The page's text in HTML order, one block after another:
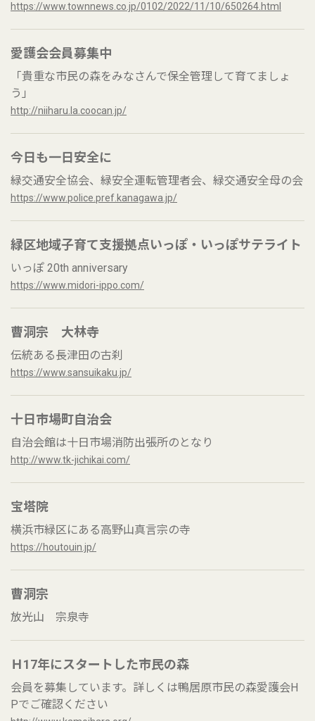
https://www.townnews.co.jp/0102/2022/11/10/650264.html
愛護会会員募集中
「貴重な市民の森をみなさんで保全管理して育てましょ
う」
http://niiharu.la.coocan.jp/
今日も一日安全に
緑交通安全協会、緑安全運転管理者会、緑交通安全母の会
https://www.police.pref.kanagawa.jp/
緑区地域子育て支援拠点いっぽ・いっぽサテライト
いっぽ 20th anniversary
https://www.midori-ippo.com/
曹洞宗 大林寺
伝統ある長津田の古刹
https://www.sansuikaku.jp/
十日市場町自治会
自治会館は十日市場消防出張所のとなり
http://www.tk-jichikai.com/
宝塔院
横浜市緑区にある高野山真言宗の寺
https://houtouin.jp/
曹洞宗
放光山 宗泉寺
Ｈ17年にスタートした市民の森
会員を募集しています。詳しくは鴨居原市民の森愛護会H
Pでご確認ください